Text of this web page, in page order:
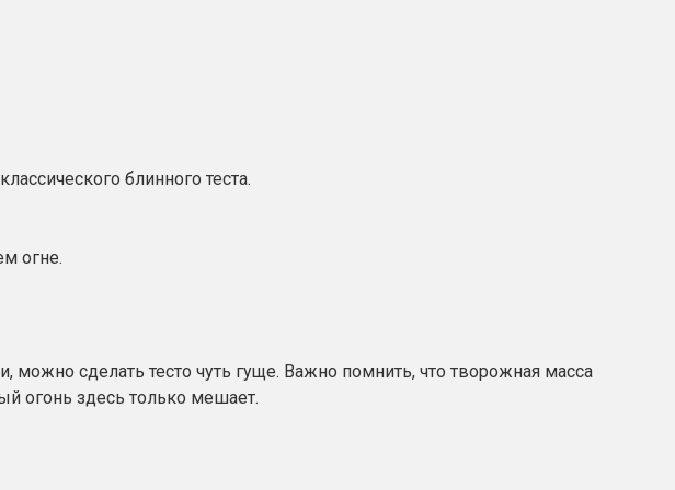
блинного теста.
огне.
сделать тесто чуть гуще. Важно помнить, что творожная масса
огонь здесь только мешает.